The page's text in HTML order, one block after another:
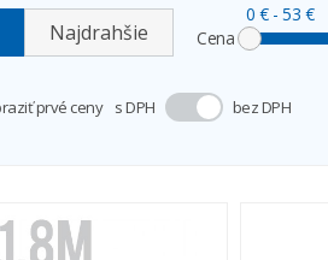
Najdrahšie Cena
0 €- 53 €
prvé ceny s DPH bez DPH